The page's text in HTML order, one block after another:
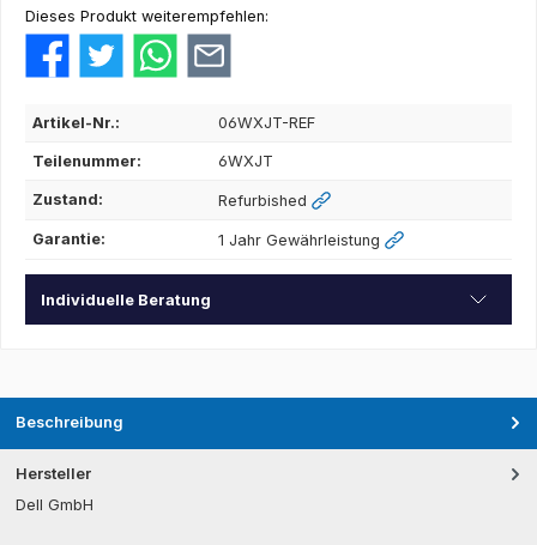
Dieses Produkt weiterempfehlen:
Artikel-Nr.: 06WXJT-REF
Teilenummer: 6WXJT
Zustand: Refurbished
Garantie: 1 Jahr Gewährleistung
Individuelle Beratung
Beschreibung
Hersteller
Dell GmbH